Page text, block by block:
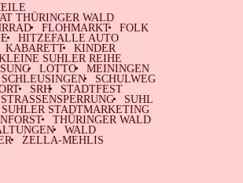
THÜRINGER WALD
FLOHMARKT
FOLK
HITZEFALLE AUTO
KABARETT
KINDER
SUHLER REIHE
LOTTO
MEININGEN
SCHLEUSINGEN
SCHULWEG
SRH
STADTFEST
STRASSENSPERRUNG
SUHL
SUHLER STADTMARKETING
THÜRINGER WALD
WALD
ZELLA-MEHLIS